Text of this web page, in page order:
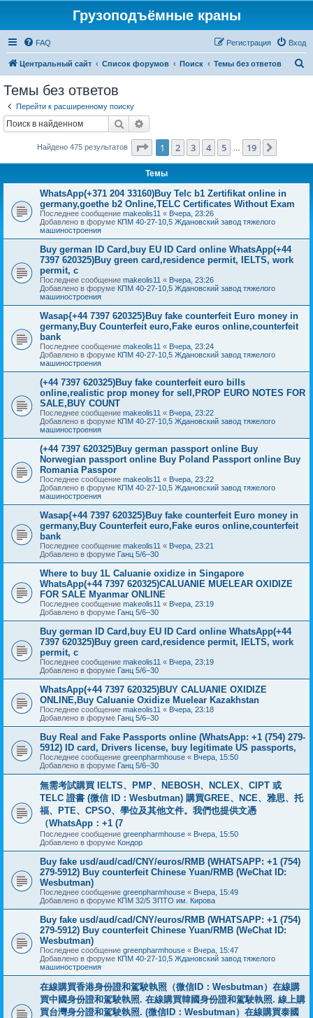
Грузоподъёмные краны
FAQ Вход
Регистрация
Центральный сайт Список форумов Поиск Темы без ответов
Темы без ответов
Перейти к расширенному поиску
Поиск
Найдено 475 результатов Страница из 19
1 2 3 4 5 19
Темы
WhatsApp(+371 204 33160)Buy Telc b1 Zertifikat online in
germany,goethe b2 Online,TELC Certificates Without Exam
Последнее сообщение makeolis11 « Вчера, 23:26
Добавлено в форуме КПМ 40-27-10,5 Ждановский завод тяжелого
машиностроения
Buy german ID Card,buy EU ID Card online WhatsApp(+44
7397 620325)Buy green card,residence permit, IELTS, work
permit, c
Последнее сообщение makeolis11 « Вчера, 23:26
Добавлено в форуме КПМ 40-27-10,5 Ждановский завод тяжелого
машиностроения
Wasap{+44 7397 620325}Buy fake counterfeit Euro money in
germany,Buy Counterfeit euro,Fake euros online,counterfeit
bank
Последнее сообщение makeolis11 « Вчера, 23:24
Добавлено в форуме КПМ 40-27-10,5 Ждановский завод тяжелого
машиностроения
(+44 7397 620325)Buy fake counterfeit euro bills
online,realistic prop money for sell,PROP EURO NOTES FOR
SALE,BUY COUNT
Последнее сообщение makeolis11 « Вчера, 23:22
Добавлено в форуме КПМ 40-27-10,5 Ждановский завод тяжелого
машиностроения
(+44 7397 620325)Buy german passport online Buy
Norwegian passport online Buy Poland Passport online Buy
Romania Passpor
Последнее сообщение makeolis11 « Вчера, 23:22
Добавлено в форуме КПМ 40-27-10,5 Ждановский завод тяжелого
машиностроения
Wasap{+44 7397 620325}Buy fake counterfeit Euro money in
germany,Buy Counterfeit euro,Fake euros online,counterfeit
bank
Последнее сообщение makeolis11 « Вчера, 23:21
Добавлено в форуме Ганц 5/6–30
Where to buy 1L Caluanie oxidize in Singapore
WhatsApp(+44 7397 620325)CALUANIE MUELEAR OXIDIZE
FOR SALE Myanmar ONLINE
Последнее сообщение makeolis11 « Вчера, 23:19
Добавлено в форуме Ганц 5/6–30
Buy german ID Card,buy EU ID Card online WhatsApp(+44
7397 620325)Buy green card,residence permit, IELTS, work
permit, c
Последнее сообщение makeolis11 « Вчера, 23:19
Добавлено в форуме Ганц 5/6–30
WhatsApp(+44 7397 620325)BUY CALUANIE OXIDIZE
ONLINE,Buy Caluanie Oxidize Muelear Kazakhstan
Последнее сообщение makeolis11 « Вчера, 23:18
Добавлено в форуме Ганц 5/6–30
Buy Real and Fake Passports online (WhatsApp: +1 (754) 279-
5912) ID card, Drivers license, buy legitimate US passports,
Последнее сообщение greenpharmhouse « Вчера, 15:50
Добавлено в форуме Ганц 5/6–30
無需考試購買 IELTS、PMP、NEBOSH、NCLEX、CIPT 或
TELC 證書 (微信 ID：Wesbutman) 購買GREE、NCE、雅思、托
福、PTE、CPSO、學位及其他文件。我們也提供文憑
（WhatsApp：+1 (7
Последнее сообщение greenpharmhouse « Вчера, 15:50
Добавлено в форуме Кондор
Buy fake usd/aud/cad/CNY/euros/RMB (WHATSAPP: +1 (754)
279-5912) Buy counterfeit Chinese Yuan/RMB (WeChat ID:
Wesbutman)
Последнее сообщение greenpharmhouse « Вчера, 15:49
Добавлено в форуме КПМ 32/5 ЗПТО им. Кирова
Buy fake usd/aud/cad/CNY/euros/RMB (WHATSAPP: +1 (754)
279-5912) Buy counterfeit Chinese Yuan/RMB (WeChat ID:
Wesbutman)
Последнее сообщение greenpharmhouse « Вчера, 15:47
Добавлено в форуме КПМ 40-27-10,5 Ждановский завод тяжелого
машиностроения
在線購買香港身份證和駕駛執照（微信ID：Wesbutman）在線購
買中國身份證和駕駛執照. 在線購買韓國身份證和駕駛執照. 線上購
買台灣身分證和駕駛執照. (微信ID：Wesbutman）在線購買泰國